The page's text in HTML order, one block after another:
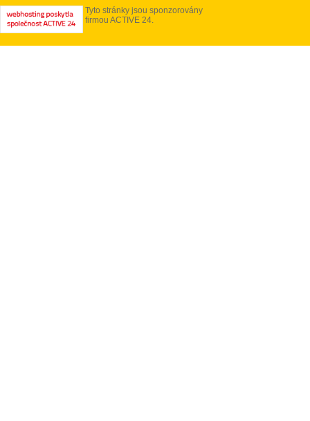
Tyto stránky jsou sponzorovány
firmou ACTIVE 24.